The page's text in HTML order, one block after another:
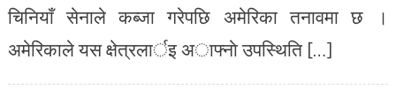
चिनियाँ सेनाले कब्जा गरेपछि अमेरिका तनावमा छ ।
अमेरिकाले यस क्षेत्रलार्इ अाफ्नाे उपस्थिति […]